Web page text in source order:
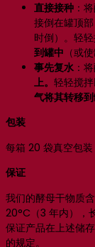
直接接种 ：
接倒在罐顶
时倒）。轻
到罐中 （或
事先复水 ：
上。 轻轻搅拌
气将其转移到
包装
每箱 20 袋真空包装
保证
我们的酵母干物质
20°C（3 年内），
保证产品在上述储
的规定。